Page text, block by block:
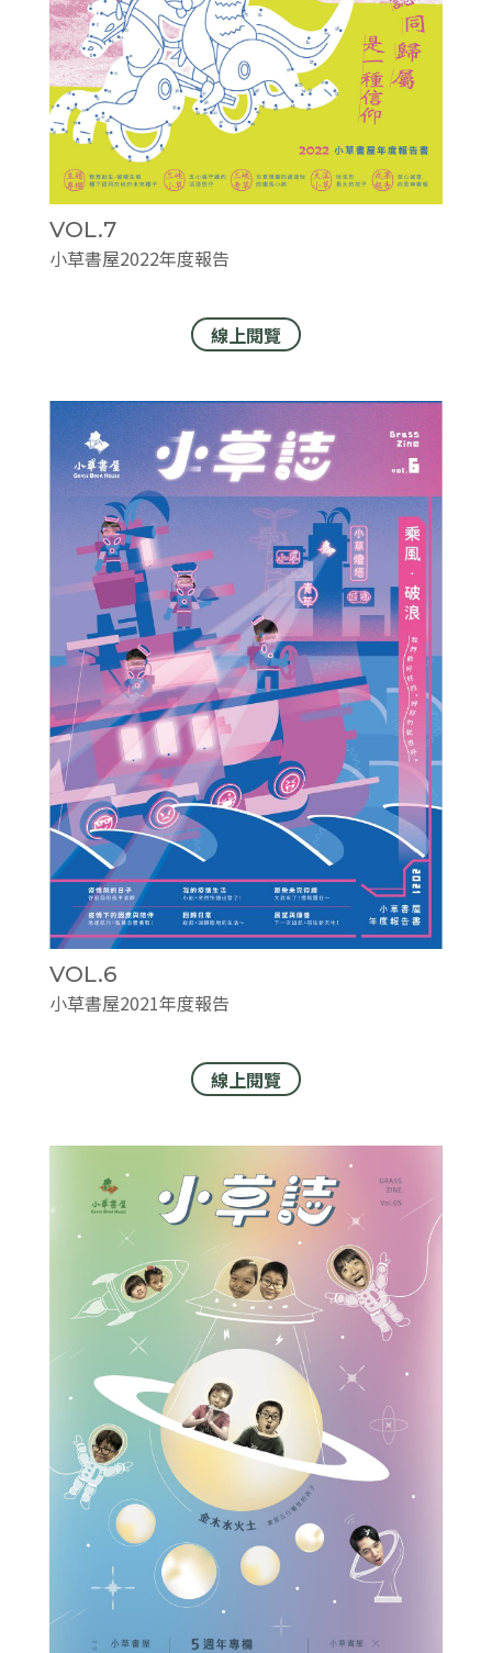
VOL.7
小草書屋2022年度報告
線上閱覽
VOL.6
小草書屋2021年度報告
線上閱覽